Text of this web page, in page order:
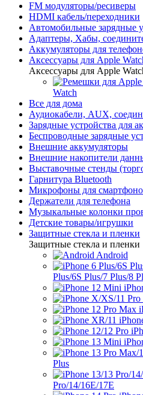
FM модуляторы/ресиверы
HDMI кабель/переходники
Автомобильные зарядные
Адаптеры, Хабы,
Аккумуляторы для
Аксессуары для Apple
Аксессуары для Apple
Watch
Все для дома
Аудиокабели, AUX,
Зарядные устройства для
Беспроводные зарядные
Внешние аккумуляторы
Внешние накопители
Выставочные стенды
Гарнитура Bluetooth
Микрофоны для
Держатели для телефона
Музыкальные колонки
Детские товары/игрушки
Защитные стекла и пленки
Защитные стекла и пленки
Android
Plus/6S Plus/7 Plus/8
Plus
Pro/14/16E/17E